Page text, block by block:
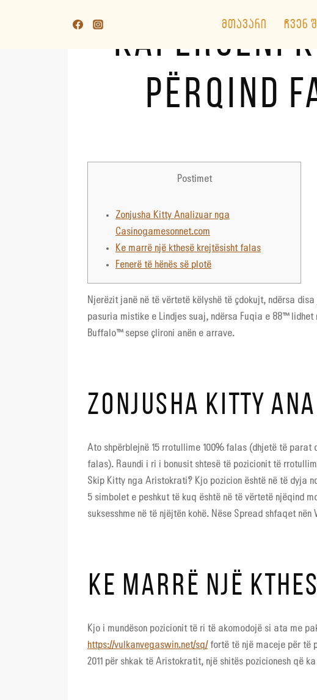
ᲛᲗᲐᲕᲐᲠᲘ ᲩᲕᲔᲜ
KAPËRCENI
PËRQIND
Postimet
Zonjusha Kitty Analizuar nga
Casinogamesonnet.com
Ke marrë një kthesë krejtësisht falas
Fenerë të hënës së plotë
Njerëzit janë në të vërtetë këlyshë të çdokujt, ndërsa
pasuria mistike e Lindjes suaj, ndërsa Fuqia e 88™
Buffalo™ sepse çlironi anën e arrave.
ZONJUSHA KITTY
Ato shpërblejnë 15 rrotullime 100% falas (dhjetë të
falas). Raundi i ri i bonusit shtesë të pozicionit të
Skip Kitty nga Aristokrati? Kjo pozicion është në të dyja
5 simbolet e peshkut të kuq është në të vërtetë njëqind
suksesshme në të njëjtën kohë. Nëse Spread shfaqet
KE MARRË NJË
Kjo i mundëson pozicionit të ri të akomodojë si ata me
https://vulkanvegaswin.net/sq/ fortë të një maceje për të
2011 për shkak të Aristokratit, një shitës pozicionesh që